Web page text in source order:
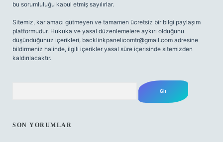
bu sorumluluğu kabul etmiş sayılırlar.
Sitemiz, kar amacı gütmeyen ve tamamen ücretsiz bir bilgi paylaşım
platformudur. Hukuka ve yasal düzenlemelere aykırı olduğunu
düşündüğünüz içerikleri, backlinkpanelicomtr@gmail.com adresine
bildirmeniz halinde, ilgili içerikler yasal süre içerisinde sitemizden
kaldırılacaktır.
SON YORUMLAR